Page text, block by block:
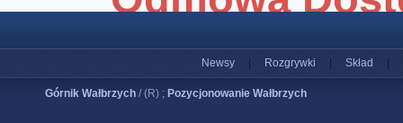
Newsy Rozgrywki Skład
Górnik Wałbrzych / (R) ; Pozycjonowanie Wałbrzych